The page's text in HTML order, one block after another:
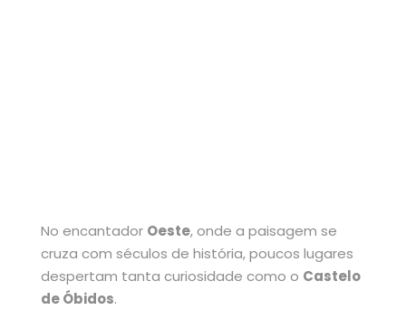
No encantador Oeste, onde a paisagem se
cruza com séculos de história, poucos lugares
despertam tanta curiosidade como o Castelo
de Óbidos.